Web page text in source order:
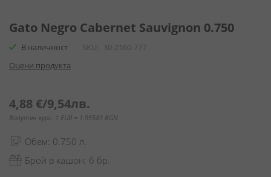
към
на
галерия
със
Gato Negro Cabernet Sauvignon 0.750
В наличност SKU
30-2160-777
Оцени продукта
4,88 €/9,54лв.
Валутен курс: 1 EUR = 1.95583 BGN
Обем: 0.750 л.
Брой в кашон: 6 бр.